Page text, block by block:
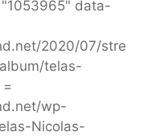
data-
2020/07/stre
telas-
wp-
Nicolas-